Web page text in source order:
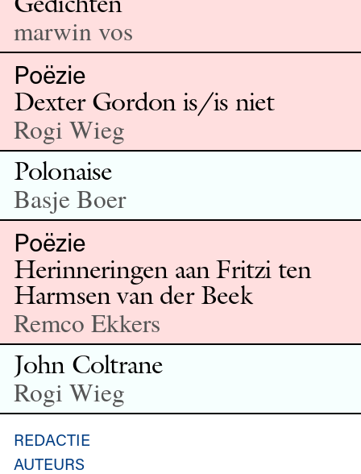
marwin vos
Poëzie
Dexter Gordon is/is niet
Rogi Wieg
Polonaise
Basje Boer
Poëzie
Herinneringen aan Fritzi ten
Harmsen van der Beek
Remco Ekkers
John Coltrane
Rogi Wieg
REDACTIE
AUTEURS